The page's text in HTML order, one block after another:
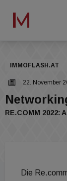
IMMOFLASH.AT
22. November
RE.COMM 2022:
Die